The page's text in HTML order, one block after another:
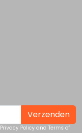
Verzenden
Privacy Policy and Terms of